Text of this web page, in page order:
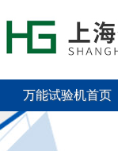
万能试验机首页